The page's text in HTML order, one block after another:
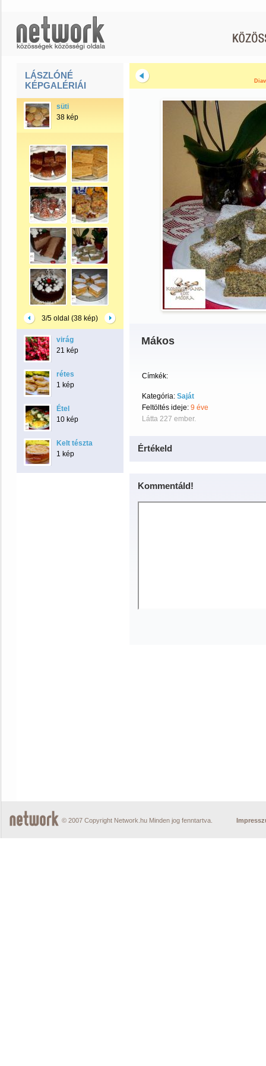
LÁSZLÓNÉ
KÉPGALÉRIÁI
süti
38 kép
3/5 oldal (38 kép)
virág
21 kép
rétes
1 kép
Étel
10 kép
Kelt tészta
1 kép
Mákos
Címkék:
Kategória: Saját
Feltöltés ideje: 9 éve
Látta 227 ember.
Értékeld
Kommentáld!
© 2007 Copyright Network.hu Minden jog fenntartva.